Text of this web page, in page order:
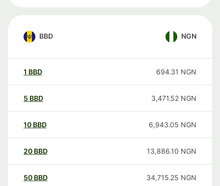
BBD NGN
1 BBD 694.31 NGN
5 BBD 3,471.52 NGN
10 BBD 6,943.05 NGN
20 BBD 13,886.10 NGN
50 BBD 34,715.25 NGN